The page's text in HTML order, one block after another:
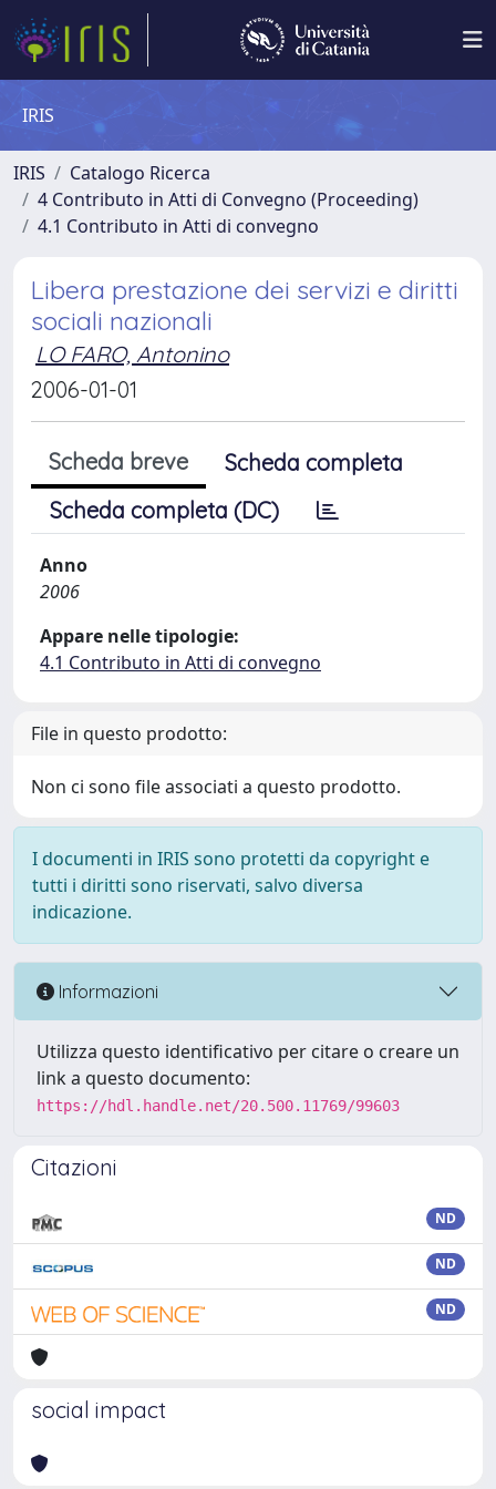
IRIS
IRIS
Catalogo Ricerca
4 Contributo in Atti di Convegno (Proceeding)
4.1 Contributo in Atti di convegno
Libera prestazione dei servizi e diritti
sociali nazionali
LO FARO, Antonino
2006-01-01
Scheda breve
Scheda completa
Scheda completa (DC)
Anno
2006
Appare nelle tipologie:
4.1 Contributo in Atti di convegno
File in questo prodotto:
Non ci sono file associati a questo prodotto.
I documenti in IRIS sono protetti da copyright e
tutti i diritti sono riservati, salvo diversa
indicazione.
Informazioni
Utilizza questo identificativo per citare o creare un
link a questo documento:
https://hdl.handle.net/20.500.11769/99603
Citazioni
ND
ND
ND
social impact